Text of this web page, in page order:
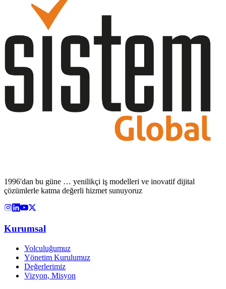
1996'dan bu güne … yenilikçi iş modelleri ve inovatif dijital
çözümlerle katma değerli hizmet sunuyoruz
Kurumsal
Yolculuğumuz
Yönetim Kurulumuz
Değerlerimiz
Vizyon, Misyon